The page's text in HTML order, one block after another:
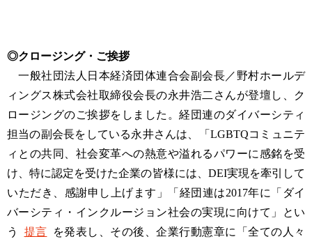
◎クロージング・ご挨拶
一般社団法人日本経済団体連合会副会長／野村ホールデ
ィングス株式会社取締役会長の永井浩二さんが登壇し、ク
ロージングのご挨拶をしました。経団連のダイバーシティ
担当の副会長をしている永井さんは、「LGBTQコミュニテ
ィとの共同、社会変革への熱意や溢れるパワーに感銘を受
け、特に認定を受けた企業の皆様には、DEI実現を牽引して
いただき、感謝申し上げます」「経団連は2017年に「ダイ
バーシティ・インクルージョン社会の実現に向けて」とい
う
提言
を発表し、その後、企業行動憲章に「全ての人々